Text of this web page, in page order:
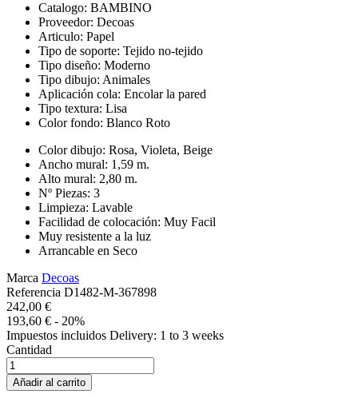
Catalogo: BAMBINO
Proveedor: Decoas
Articulo: Papel
Tipo de soporte: Tejido no-tejido
Tipo diseño: Moderno
Tipo dibujo: Animales
Aplicación cola: Encolar la pared
Tipo textura: Lisa
Color fondo: Blanco Roto
Color dibujo: Rosa, Violeta, Beige
Ancho mural: 1,59 m.
Alto mural: 2,80 m.
Nº Piezas: 3
Limpieza: Lavable
Facilidad de colocación: Muy Facil
Muy resistente a la luz
Arrancable en Seco
Marca Decoas
Referencia D1482-M-367898
242,00 €
193,60 € - 20%
Impuestos incluidos Delivery: 1 to 3 weeks
Cantidad
Añadir al carrito